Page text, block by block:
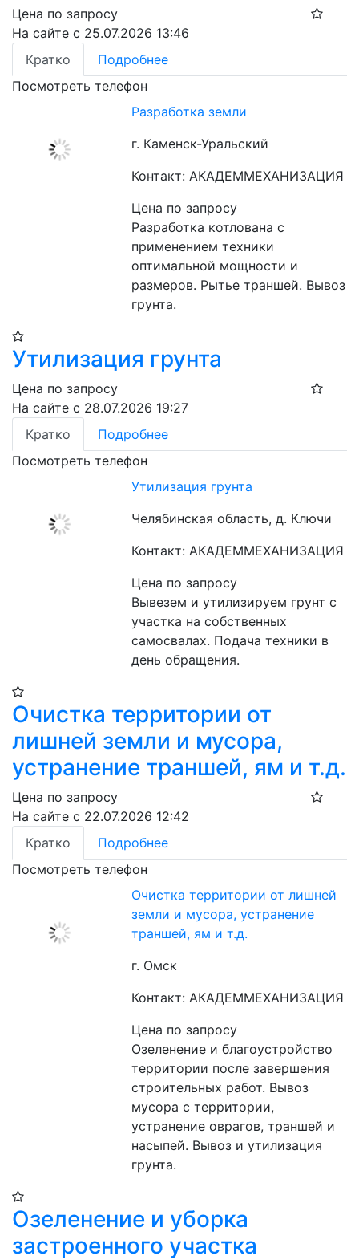
Цена по запросу
На сайте с 25.07.2026 13:46
Кратко
Подробнее
Посмотреть телефон
Разработка земли
г. Каменск-Уральский
Контакт: АКАДЕММЕХАНИЗАЦИЯ
Цена по запросу
Разработка котлована с
применением техники
оптимальной мощности и
размеров. Рытье траншей. Вывоз
грунта.
Утилизация грунта
Цена по запросу
На сайте с 28.07.2026 19:27
Кратко
Подробнее
Посмотреть телефон
Утилизация грунта
Челябинская область, д. Ключи
Контакт: АКАДЕММЕХАНИЗАЦИЯ
Цена по запросу
Вывезем и утилизируем грунт с
участка на собственных
самосвалах. Подача техники в
день обращения.
Очистка территории от
лишней земли и мусора,
устранение траншей, ям и т.д.
Цена по запросу
На сайте с 22.07.2026 12:42
Кратко
Подробнее
Посмотреть телефон
Очистка территории от лишней
земли и мусора, устранение
траншей, ям и т.д.
г. Омск
Контакт: АКАДЕММЕХАНИЗАЦИЯ
Цена по запросу
Озеленение и благоустройство
территории после завершения
строительных работ. Вывоз
мусора с территории,
устранение оврагов, траншей и
насыпей. Вывоз и утилизация
грунта.
Озеленение и уборка
застроенного участка